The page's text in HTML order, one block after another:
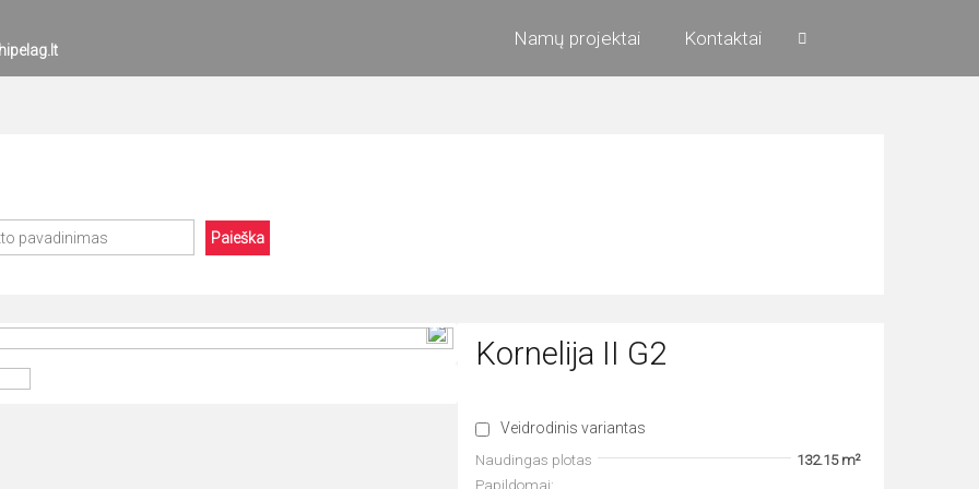
Namų projektai Kontaktai
Paieška
Kornelija II G2
Veidrodinis variantas
Naudingas plotas
132.15 m²
Papildomai: